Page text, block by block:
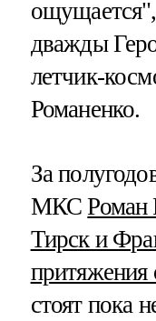
дважды
летчик-
Романенко.
За
МКСРоман
Тирск и
притяжения
стоят пока